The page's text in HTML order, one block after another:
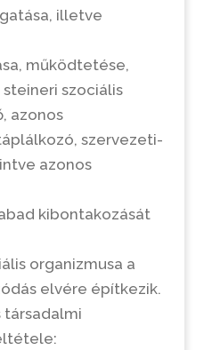
illetve
működtetése,
szociális
azonos
szervezeti-
azonos
kibontakozását
organizmusa a
elvére építkezik.
társadalmi